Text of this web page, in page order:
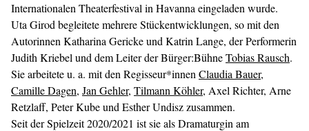
Internationalen Theaterfestival in Havanna eingeladen wurde.
Uta Girod begleitete mehrere Stückentwicklungen, so mit den
Autorinnen Katharina Gericke und Katrin Lange, der Performerin
Judith Kriebel und dem Leiter der Bürger:BühneTobias Rausch.
Sie arbeitete u. a. mit den Regisseur*innen Claudia Bauer,
Camille Dagen, Jan Gehler, Tilmann Köhler, Axel Richter, Arne
Retzlaff, Peter Kube und Esther Undisz zusammen.
Seit der Spielzeit 2020/2021 ist sie als Dramaturgin am